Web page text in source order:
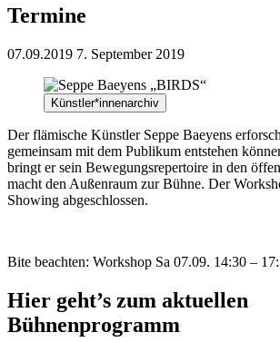
Termine
07.09.2019 7. September 2019
Künstler*innenarchiv
Der flämische Künstler Seppe Baeyens
gemeinsam mit dem Publikum entstehen
bringt er sein Bewegungsrepertoire in den
macht den Außenraum zur Bühne. Der
Showing abgeschlossen.
Bite beachten: Workshop Sa 07.09. 14:30 –
Hier geht’s zum aktuellen
Bühnenprogramm